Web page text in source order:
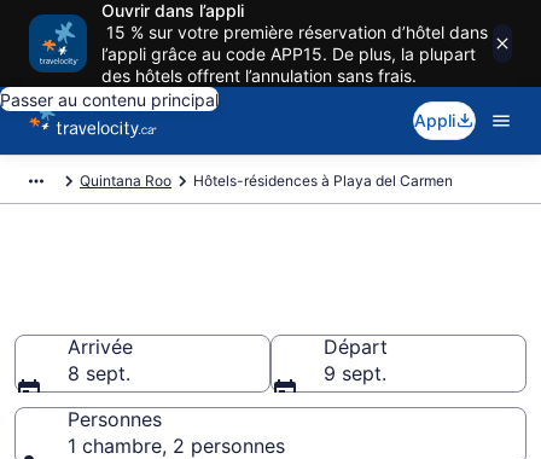
Ouvrir dans l’appli
15 % sur votre première réservation d’hôtel dans
l’appli grâce au code APP15. De plus, la plupart
des hôtels offrent l’annulation sans frais.
Passer au contenu principal
Appli
Quintana Roo Hôtels-résidences à Playa del Carmen
Arrivée
8 sept.
Départ
9 sept.
Personnes
1 chambre, 2 personnes